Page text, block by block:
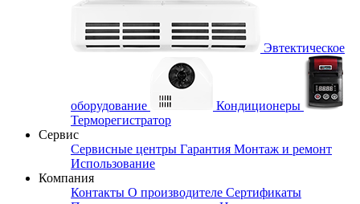
Эвтектическое
оборудование
Кондиционеры
Терморегистратор
Сервис
Сервисные центры Гарантия Монтаж и ремонт
Использование
Компания
Контакты О производителе Сертификаты